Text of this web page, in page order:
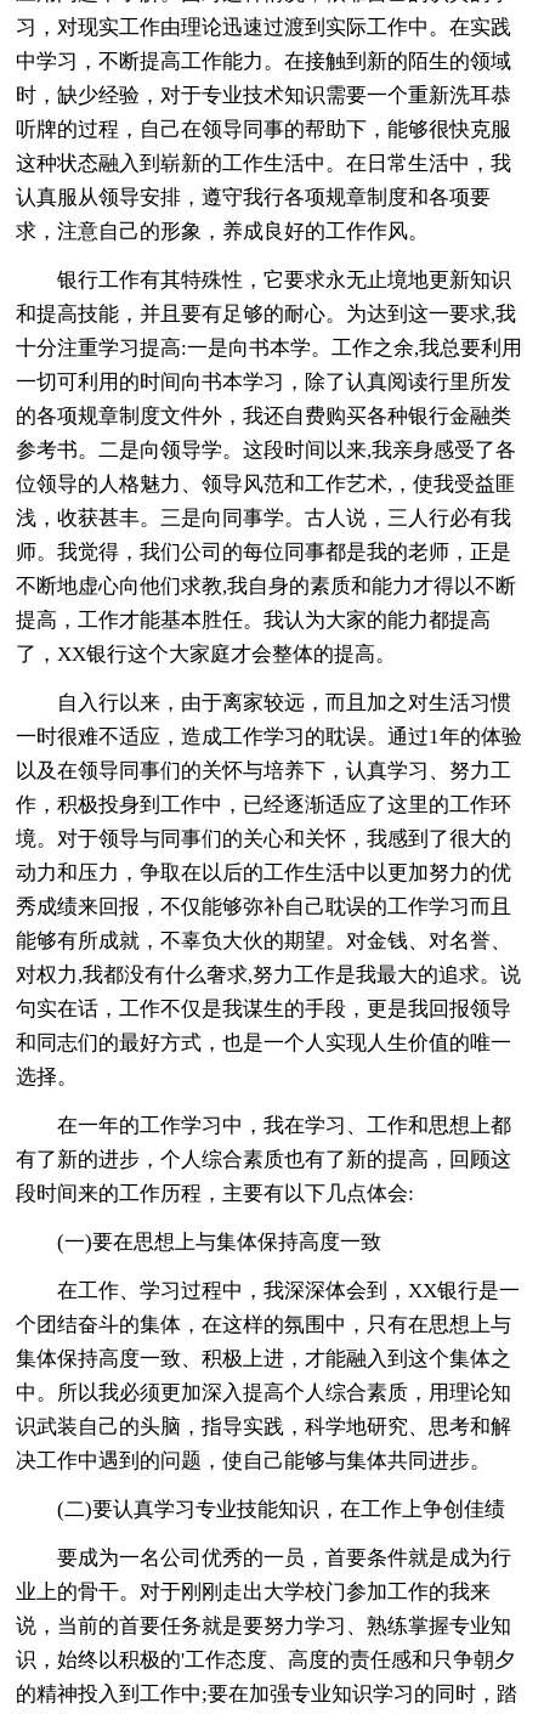
习，对现实工作由理论迅速过渡到实际工作中。在实践
中学习，不断提高工作能力。在接触到新的陌生的领域
时，缺少经验，对于专业技术知识需要一个重新洗耳恭
听牌的过程，自己在领导同事的帮助下，能够很快克服
这种状态融入到崭新的工作生活中。在日常生活中，我
认真服从领导安排，遵守我行各项规章制度和各项要
求，注意自己的形象，养成良好的工作作风。
银行工作有其特殊性，它要求永无止境地更新知识
和提高技能，并且要有足够的耐心。为达到这一要求,我
十分注重学习提高:一是向书本学。工作之余,我总要利用
一切可利用的时间向书本学习，除了认真阅读行里所发
的各项规章制度文件外，我还自费购买各种银行金融类
参考书。二是向领导学。这段时间以来,我亲身感受了各
位领导的人格魅力、领导风范和工作艺术,，使我受益匪
浅，收获甚丰。三是向同事学。古人说，三人行必有我
师。我觉得，我们公司的每位同事都是我的老师，正是
不断地虚心向他们求教,我自身的素质和能力才得以不断
提高，工作才能基本胜任。我认为大家的能力都提高
了，XX银行这个大家庭才会整体的提高。
自入行以来，由于离家较远，而且加之对生活习惯
一时很难不适应，造成工作学习的耽误。通过1年的体验
以及在领导同事们的关怀与培养下，认真学习、努力工
作，积极投身到工作中，已经逐渐适应了这里的工作环
境。对于领导与同事们的关心和关怀，我感到了很大的
动力和压力，争取在以后的工作生活中以更加努力的优
秀成绩来回报，不仅能够弥补自己耽误的工作学习而且
能够有所成就，不辜负大伙的期望。对金钱、对名誉、
对权力,我都没有什么奢求,努力工作是我最大的追求。说
句实在话，工作不仅是我谋生的手段，更是我回报领导
和同志们的最好方式，也是一个人实现人生价值的唯一
选择。
在一年的工作学习中，我在学习、工作和思想上都
有了新的进步，个人综合素质也有了新的提高，回顾这
段时间来的工作历程，主要有以下几点体会:
(一)要在思想上与集体保持高度一致
在工作、学习过程中，我深深体会到，XX银行是一
个团结奋斗的集体，在这样的氛围中，只有在思想上与
集体保持高度一致、积极上进，才能融入到这个集体之
中。所以我必须更加深入提高个人综合素质，用理论知
识武装自己的头脑，指导实践，科学地研究、思考和解
决工作中遇到的问题，使自己能够与集体共同进步。
(二)要认真学习专业技能知识，在工作上争创佳绩
要成为一名公司优秀的一员，首要条件就是成为行
业上的骨干。对于刚刚走出大学校门参加工作的我来
说，当前的首要任务就是要努力学习、熟练掌握专业知
识，始终以积极的'工作态度、高度的责任感和只争朝夕
的精神投入到工作中;要在加强专业知识学习的同时，踏